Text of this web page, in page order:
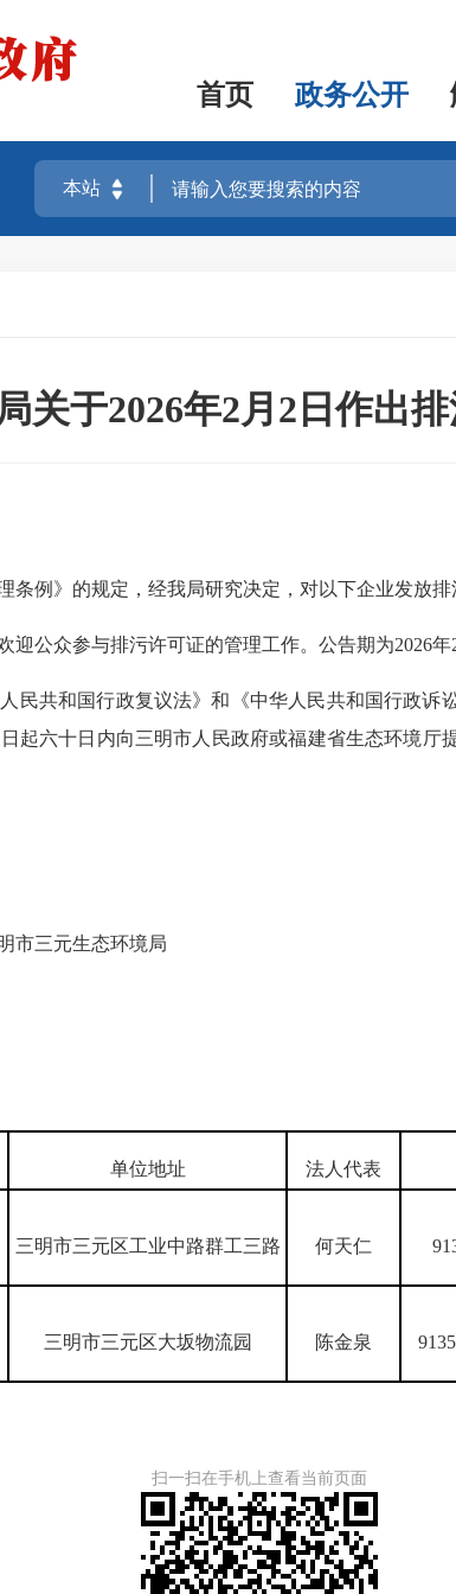
首页 政务公开
关于2026年2月2日作出
条例》的规定，经我局研究决定，对以下企业发放排
公众参与排污许可证的管理工作。公告期为2026年
民共和国行政复议法》和《中华人民共和国行政诉
起六十日内向三明市人民政府或福建省生态环境厅
市三元生态环境局
单位地址 法人代表
三明市三元区工业中路群工三路 何天仁
三明市三元区大坂物流园 陈金泉
扫一扫在手机上查看当前页面